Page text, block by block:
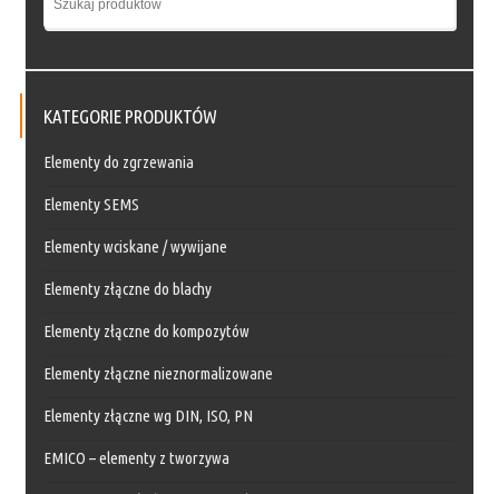
KATEGORIE PRODUKTÓW
Elementy do zgrzewania
Elementy SEMS
Elementy wciskane / wywijane
Elementy złączne do blachy
Elementy złączne do kompozytów
Elementy złączne nieznormalizowane
Elementy złączne wg DIN, ISO, PN
EMICO – elementy z tworzywa